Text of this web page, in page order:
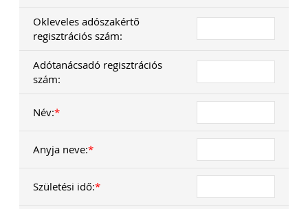
Szakmai sarok
Külföldi gazdálkodó
magyarországi
vásárokon történő
Okleveles adószakértő
regisztrációs szám:
Adótanácsadó regisztrációs
szám:
Név:*
Anyja neve:*
Születési idő:*